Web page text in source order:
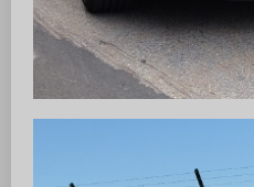
MX5 Club Zürisee
www.mx5-club-